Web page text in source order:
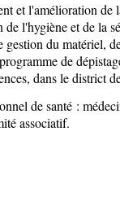
et l'amélioration de
l'hygiène et de la
du matériel,
de
dans le district
de santé :
associatif.